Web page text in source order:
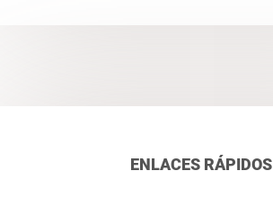
ENLACES RÁPIDOS